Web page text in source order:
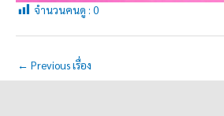
จำนวนคนดู : 0
← Previous เรื่อง